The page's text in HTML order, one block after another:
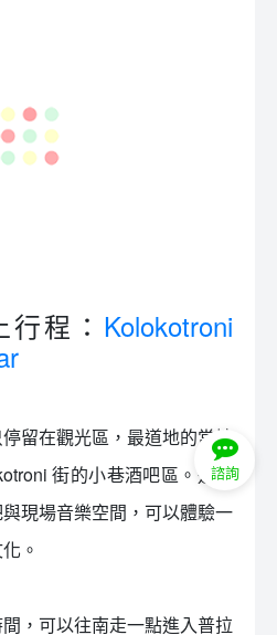
留在觀光區，最道地的當地
現場音樂空間，可以體驗一
。
，可以往南走一點進入普拉
諮詢